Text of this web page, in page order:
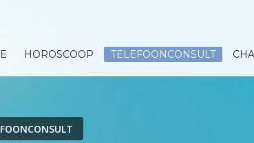
HOROSCOOP TELEFOONCONSULT